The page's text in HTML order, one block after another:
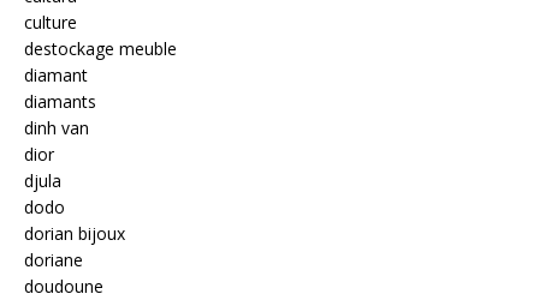
culture
destockage meuble
diamant
diamants
dinh van
dior
djula
dodo
dorian bijoux
doriane
doudoune